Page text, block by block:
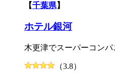
【千葉県】
ホテル銀河
木更津でスーパーコンパ
（3.8）